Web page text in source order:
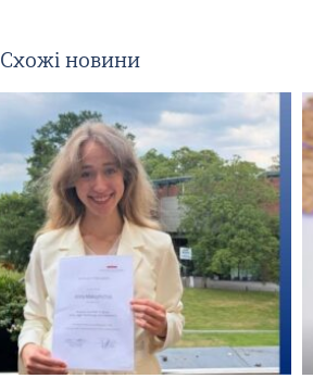
Схожі новини